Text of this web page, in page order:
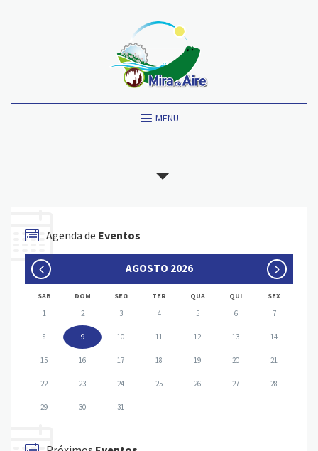
MENU
Agenda de Eventos
AGOSTO 2026
SAB DOM SEG TER QUA QUI SEX
1 2 3 4 5 6 7
8 9 10 11 12 13 14
15 16 17 18 19 20 21
22 23 24 25 26 27 28
29 30 31